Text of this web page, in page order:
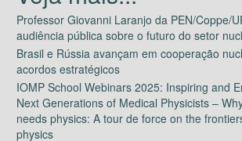
Professor Giovanni Laranjo da PEN/Coppe/
audiência pública sobre o futuro do setor
Brasil e Rússia avançam em cooperação
acordos estratégicos
IOMP School Webinars 2025: Inspiring and
Next Generations of Medical Physicists –
needs physics: A tour de force on the
physics